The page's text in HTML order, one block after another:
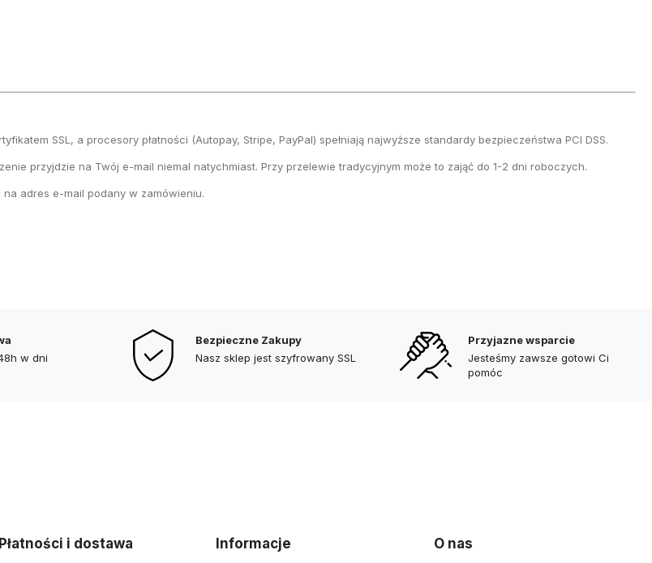
SSL, a procesory płatności (Autopay, Stripe, PayPal) spełniają najwyższe standardy bezpieczeństwa PCI DSS.
przyjdzie na Twój e-mail niemal natychmiast. Przy przelewie tradycyjnym może to zająć do 1-2 dni roboczych.
adres e-mail podany w zamówieniu.
w dni
Bezpieczne Zakupy
Nasz sklep jest szyfrowany SSL
Przyjazne wsparcie
Jesteśmy zawsze gotowi Ci
pomóc
Płatności i dostawa Informacje O nas